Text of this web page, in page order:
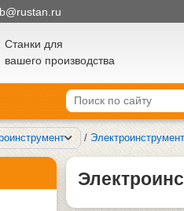
Станки для
вашего производства
/